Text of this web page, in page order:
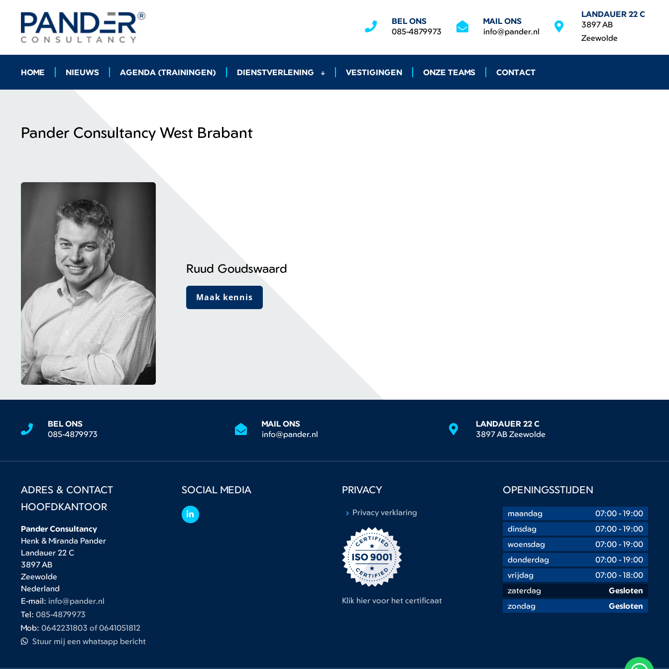
BEL ONS
085-4879973
MAIL ONS
info@pander.nl
LANDAUER 22 C
3897 AB
Zeewolde
HOME NIEUWS AGENDA (TRAININGEN) DIENSTVERLENING VESTIGINGEN ONZE TEAMS CONTACT
Pander Consultancy West Brabant
Ruud Goudswaard
Maak kennis
BEL ONS
085-4879973
MAIL ONS
info@pander.nl
LANDAUER 22 C
3897 AB Zeewolde
ADRES & CONTACT
HOOFDKANTOOR
Pander Consultancy
Henk & Miranda Pander
Landauer 22 C
3897 AB
Zeewolde
Nederland
E-mail: info@pander.nl
Tel: 085-4879973
Mob: 0642231803 of 0641051812
Stuur mij een whatsapp bericht
SOCIAL MEDIA PRIVACY
Privacy verklaring
Klik hier voor het certificaat
OPENINGSSTIJDEN
maandag 07:00 - 19:00
dinsdag
07:00 - 19:00
woensdag
07:00 - 19:00
donderdag
07:00 - 19:00
vrijdag
07:00 - 18:00
zaterdag
Gesloten
zondag
Gesloten